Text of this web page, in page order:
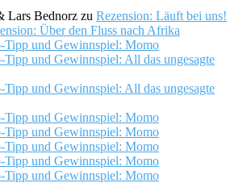
Lars Bednorz zu Rezension: Läuft bei uns!
Über den Fluss nach Afrika
Tipp und Gewinnspiel: Momo
und Gewinnspiel: All das ungesagte
und Gewinnspiel: All das ungesagte
Tipp und Gewinnspiel: Momo
Tipp und Gewinnspiel: Momo
Tipp und Gewinnspiel: Momo
Tipp und Gewinnspiel: Momo
Tipp und Gewinnspiel: Momo